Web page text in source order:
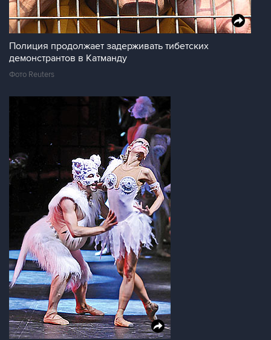
Полиция продолжает задерживать тибетских
демонстрантов в Катманду
Фото Reuters